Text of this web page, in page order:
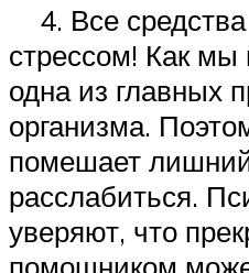
4. Все
стрессом! Как
одна из главных
организма.
помешает
расслабиться.
уверяют, что